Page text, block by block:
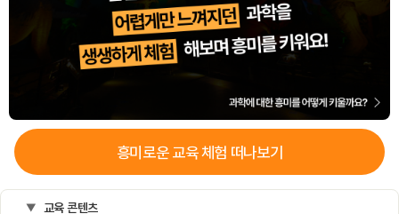
흥미로운교육체험 떠나보기
교육 콘텐츠